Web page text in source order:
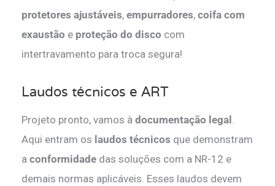
protetores ajustáveis, empurradores, coifa com
exaustão e proteção do disco com
intertravamento para troca segura!
Laudos técnicos e ART
Projeto pronto, vamos à documentação legal .
Aqui entram os laudos técnicos que demonstram
a conformidade das soluções com a NR-12 e
demais normas aplicáveis. Esses laudos devem